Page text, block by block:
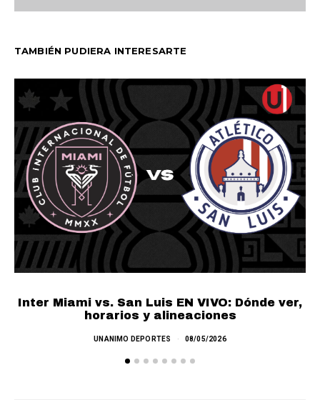
TAMBIÉN PUDIERA INTERESARTE
Inter Miami vs. San Luis EN VIVO: Dónde ver,
horarios y alineaciones
UNANIMO DEPORTES 08/05/2026